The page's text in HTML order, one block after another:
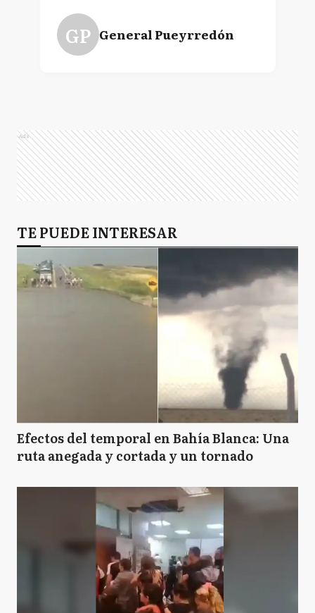
GP General Pueyrredón
Ads
TE PUEDE INTERESAR
Efectos del temporal en Bahía Blanca: Una
ruta anegada y cortada y un tornado